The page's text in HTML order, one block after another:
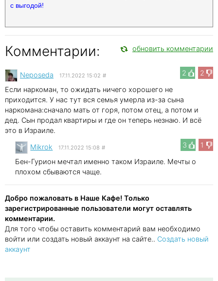
с выгодой!
Комментарии: обновить комментарии
2 2
Neposeda 17.11.2022 15:02 #
Если наркоман, то ожидать ничего хорошего не
приходится. У нас тут вся семья умерла из-за сына
наркомана:сначало мать от горя, потом отец, а потом и
дед. Сын продал квартиры и где он теперь незнаю. И всё
это в Израиле.
3
1
Mikrok 17.11.2022 15:08 #
Бен-Гурион мечтал именно таком Израиле. Мечты о
плохом сбываются чаще.
Добро пожаловать в Наше Кафе! Только
зарегистрированные пользователи могут оставлять
комментарии.
Для того чтобы оставить комментарий вам необходимо
войти или создать новый аккаунт на сайте.. Создать новый
аккаунт